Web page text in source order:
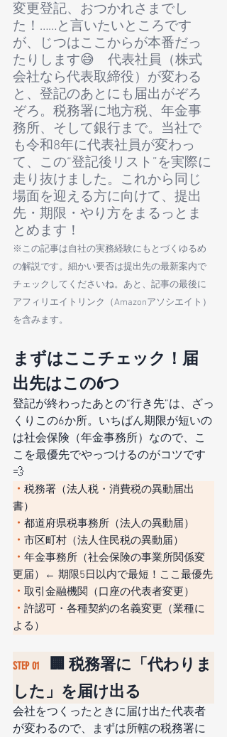
変更登記、おつかれさまでし
た！……と言いたいところです
が、じつはここからが本番だっ
たりします😅　代表社員（株式
会社なら代表取締役）が変わる
と、登記のあとにも届出がぞろ
ぞろ。税務署に地方税、年金事
務所、そして銀行まで。当社で
も令和8年に代表社員が変わっ
て、この“登記後リスト”を実際に
走り抜けました。これから同じ
場面を迎える方に向けて、提出
先・期限・やり方をまるっとま
とめます！
※この記事は自社の実務経験にもとづくゆるめ
の解説です。細かい要否は提出先の最新案内で
チェックしてくださいね。あと、記事の最後に
アフィリエイトリンク（Amazonアソシエイト）
を含みます。
まずはここチェック！届
出先はこの6つ
登記が終わったあとの“行き先”は、ざっ
くりこの6か所。いちばん期限が短いの
は社会保険（年金事務所）なので、こ
こを最優先でやっつけるのがコツです
💨
・ 税務署（法人税・消費税の異動届出
書）
・ 都道府県税事務所（法人の異動届）
・ 市区町村（法人住民税の異動届）
・ 年金事務所（社会保険の事業所関係変
更届）← 期限5日以内で最短！ここ最優先
・ 取引金融機関（口座の代表者変更）
・ 許認可・各種契約の名義変更（業種に
よる）
STEP 01
🏢 税務署に「代わりま
した」を届け出る
会社をつくったときに届け出た代表者
が変わるので、まずは所轄の税務署に